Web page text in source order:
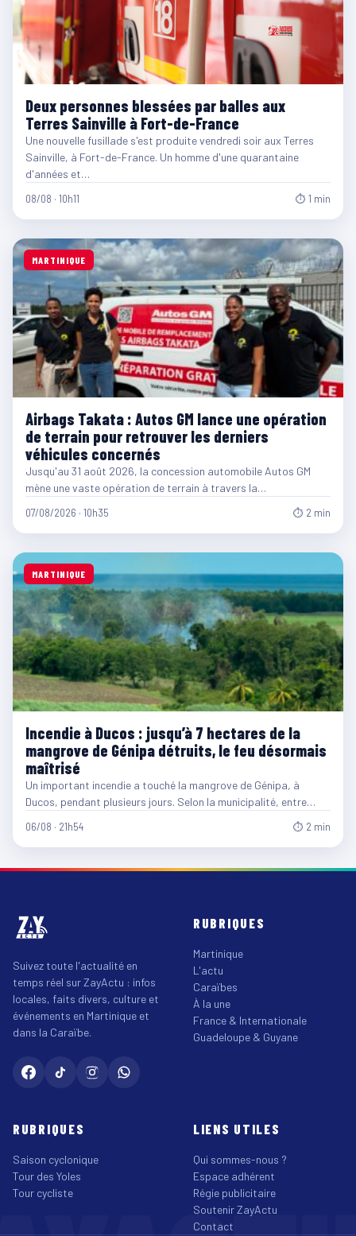
Deux personnes blessées par balles aux
Terres Sainville à Fort-de-France
Une nouvelle fusillade s'est produite vendredi soir aux Terres
Sainville, à Fort-de-France. Un homme d'une quarantaine
d'années et…
08/08 · 10h11 ⏱ 1 min
MARTINIQUE
Airbags Takata : Autos GM lance une opération
de terrain pour retrouver les derniers
véhicules concernés
Jusqu'au 31 août 2026, la concession automobile Autos GM
mène une vaste opération de terrain à travers la…
07/08/2026 · 10h35 ⏱ 2 min
MARTINIQUE
Incendie à Ducos : jusqu’à 7 hectares de la
mangrove de Génipa détruits, le feu désormais
maîtrisé
Un important incendie a touché la mangrove de Génipa, à
Ducos, pendant plusieurs jours. Selon la municipalité, entre…
06/08 · 21h54 ⏱ 2 min
Suivez toute l'actualité en
temps réel sur ZayActu : infos
locales, faits divers, culture et
événements en Martinique et
dans la Caraïbe.
RUBRIQUES
Martinique
L'actu
Caraïbes
À la une
France & Internationale
Guadeloupe & Guyane
RUBRIQUES
Saison cyclonique
Tour des Yoles
Tour cycliste
LIENS UTILES
Qui sommes-nous ?
Espace adhérent
Régie publicitaire
Soutenir ZayActu
Contact